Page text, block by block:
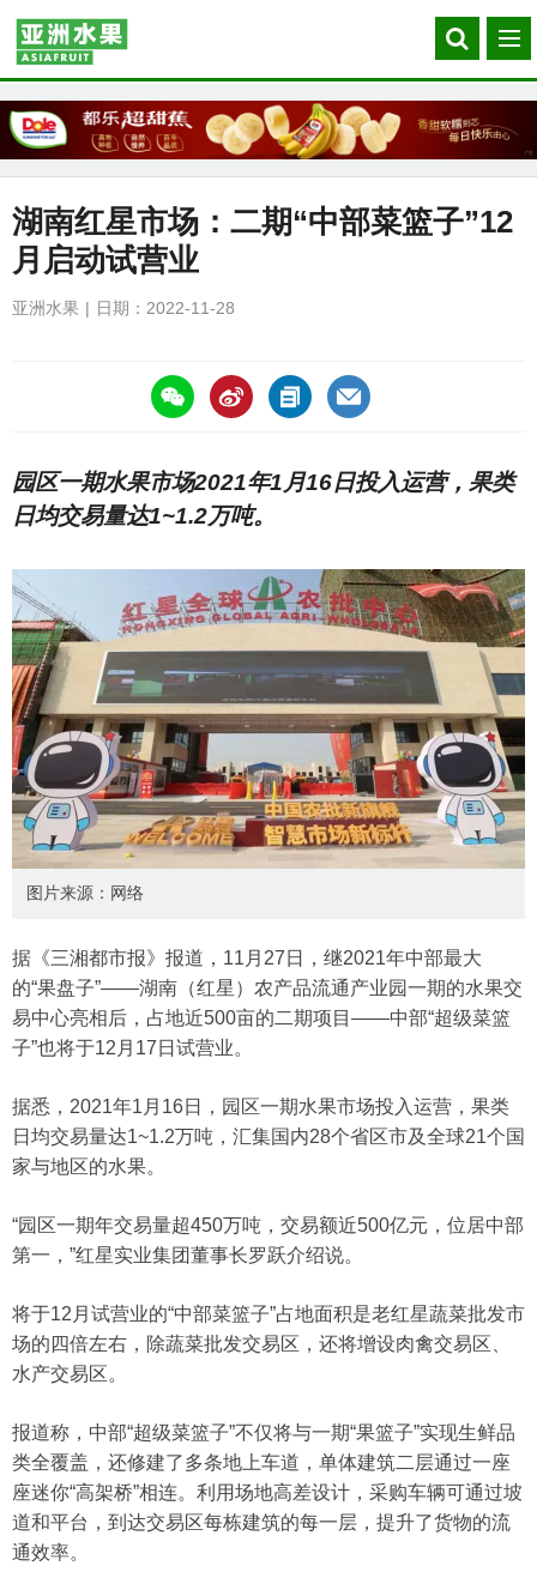
Search
our
菜
单
湖南红星市场：二期“中部菜篮子”12
月启动试营业
亚洲水果 日期：2022-11-28
https://asiafruitchina.net/23991.html
园区一期水果市场2021年1月16日投入运营，果类
日均交易量达1~1.2万吨。
图片来源：网络
据《三湘都市报》报道，11月27日，继2021年中部最大
的“果盘子”——湖南（红星）农产品流通产业园一期的水果交
易中心亮相后，占地近500亩的二期项目——中部“超级菜篮
子”也将于12月17日试营业。
据悉，2021年1月16日，园区一期水果市场投入运营，果类
日均交易量达1~1.2万吨，汇集国内28个省区市及全球21个国
家与地区的水果。
“园区一期年交易量超450万吨，交易额近500亿元，位居中部
第一，”红星实业集团董事长罗跃介绍说。
将于12月试营业的“中部菜篮子”占地面积是老红星蔬菜批发市
场的四倍左右，除蔬菜批发交易区，还将增设肉禽交易区、
水产交易区。
报道称，中部“超级菜篮子”不仅将与一期“果篮子”实现生鲜品
类全覆盖，还修建了多条地上车道，单体建筑二层通过一座
座迷你“高架桥”相连。利用场地高差设计，采购车辆可通过坡
道和平台，到达交易区每栋建筑的每一层，提升了货物的流
通效率。